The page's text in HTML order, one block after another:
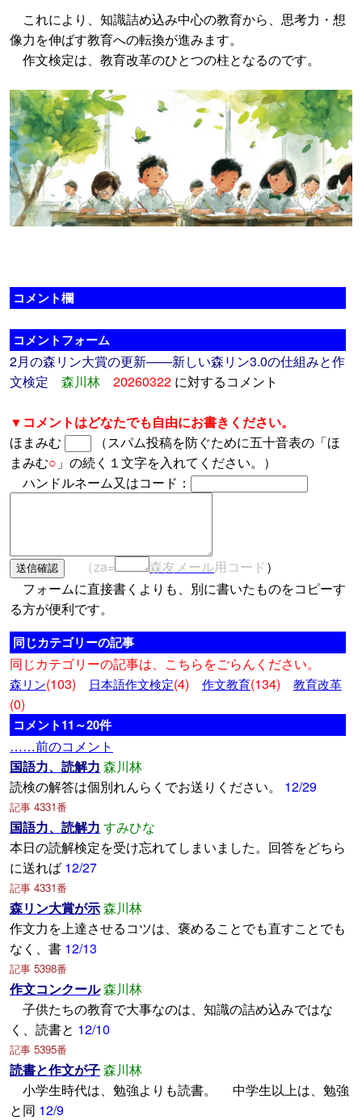
これにより、知識詰め込み中心の教育から、思考力・想
像力を伸ばす教育への転換が進みます。
作文検定は、教育改革のひとつの柱となるのです。
コメント欄
コメントフォーム
2月の森リン大賞の更新――新しい森リン3.0の仕組みと作
文検定
森川林 20260322 に対するコメント
▼コメントはどなたでも自由にお書きください。
ほまみむ
（スパム投稿を防ぐために五十音表の「ほ
まみむ○ 」の続く１文字を入れてください。）
ハンドルネーム又はコード：
（za= 森友メール用コード）
フォームに直接書くよりも、別に書いたものをコピーす
る方が便利です。
同じカテゴリーの記事
同じカテゴリーの記事は、こちらをごらんください。
森リン(103) 日本語作文検定(4) 作文教育(134) 教育改革
(0)
コメント11～20件
……前のコメント
国語力、読解力 森川林
読検の解答は個別れんらくでお送りください。
12/29
記事 4331番
国語力、読解力 すみひな
本日の読解検定を受け忘れてしまいました。回答をどちら
に送れば 12/27
記事 4331番
森リン大賞が示森川林
作文力を上達させるコツは、褒めることでも直すことでも
なく、書 12/13
記事 5398番
作文コンクール森川林
子供たちの教育で大事なのは、知識の詰め込みではな
く、読書と 12/10
記事 5395番
読書と作文が子森川林
小学生時代は、勉強よりも読書。 中学生以上は、勉強
と同 12/9